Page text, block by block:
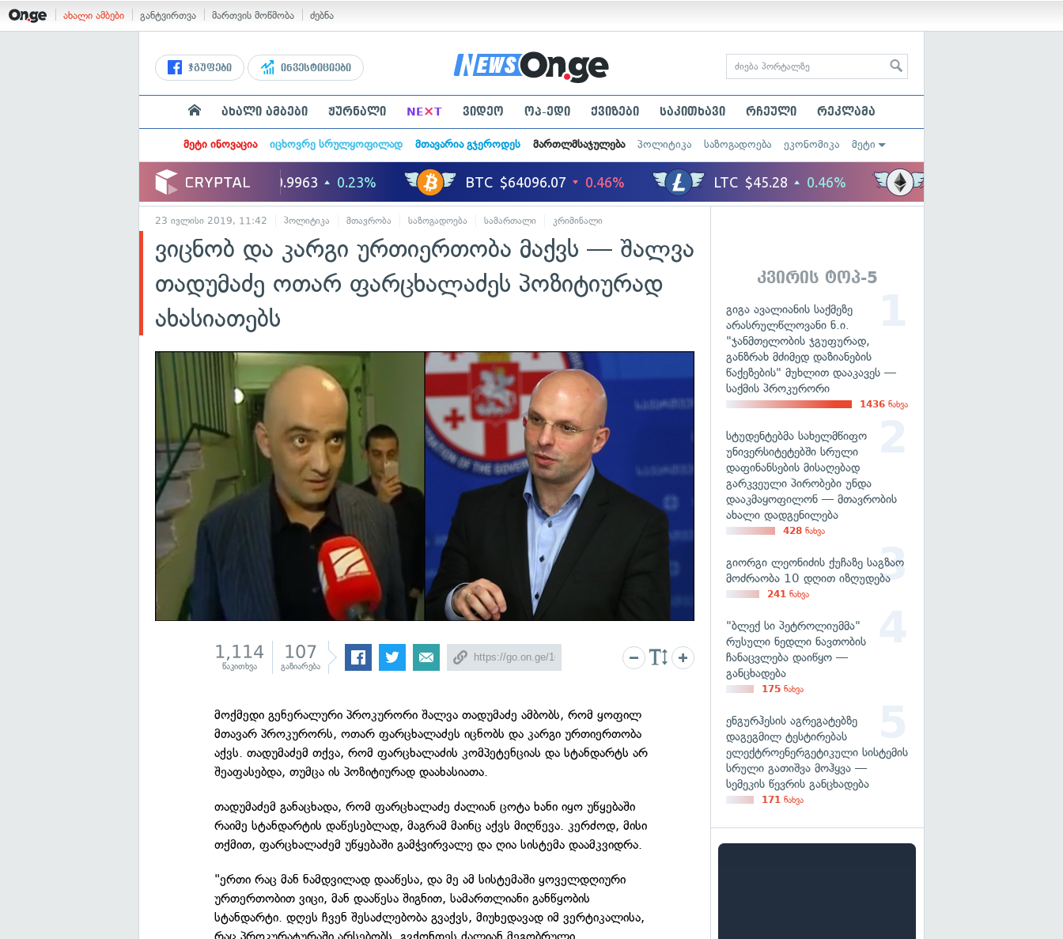
ახალი ამბები განტვირთვა მართვის მოწმობა ძებნა
ჯგუფები ინვესტიციები
ახალი ამბები ჟურნალი NE×T ვიდეო ოპ-ედი ქვიზები საკითხავი რჩეული რეკლამა
მეტი ინოვაცია იცხოვრე სრულყოფილად მთავარია გჯეროდეს მართლმსაჯულება პოლიტიკა საზოგადოება ეკონომიკა მეტი
23 ივლისი 2019, 11:42 პოლიტიკა მთავრობა საზოგადოება სამართალი კრიმინალი
ვიცნობ და კარგი ურთიერთობა მაქვს — შალვა
თადუმაძე ოთარ ფარცხალაძეს პოზიტიურად
ახასიათებს
1,114
წაკითხვა
107
გაზიარება
მოქმედი გენერალური პროკურორი შალვა თადუმაძე ამბობს, რომ ყოფილ
მთავარ პროკურორს, ოთარ ფარცხალაძეს იცნობს და კარგი ურთიერთობა
აქვს. თადუმაძემ თქვა, რომ ფარცხალაძის კომპეტენციას და სტანდარტს არ
შეაფასებდა, თუმცა ის პოზიტიურად დაახასიათა.
თადუმაძემ განაცხადა, რომ ფარცხალაძე ძალიან ცოტა ხანი იყო უწყებაში
რაიმე სტანდარტის დაწესებლად, მაგრამ მაინც აქვს მიღწევა. კერძოდ, მისი
თქმით, ფარცხალაძემ უწყებაში გამჭვირვალე და ღია სისტემა დაამკვიდრა.
"ერთი რაც მან ნამდვილად დააწესა, და მე ამ სისტემაში ყოველდღიური
ურთერთობით ვიცი, მან დააწესა შიგნით, სამართლიანი განწყობის
სტანდარტი. დღეს ჩვენ შესაძლებობა გვაქვს, მიუხედავად იმ ვერტიკალისა,
კვირის ტოპ-5
გიგა ავალიანის საქმეზე
არასრულწლოვანი ნ.ი.
"ჯანმთელობის ჯგუფურად,
განზრახ მძიმედ დაზიანების
წაქეზების" მუხლით დააკავეს —
საქმის პროკურორი
1436 ნახვა
სტუდენტებმა სახელმწიფო
უნივერსიტეტებში სრული
დაფინანსების მისაღებად
გარკვეული პირობები უნდა
დააკმაყოფილონ — მთავრობის
ახალი დადგენილება
428 ნახვა
გიორგი ლეონიძის ქუჩაზე საგზაო
მოძრაობა 10 დღით იზღუდება
241 ნახვა
"ბლექ სი პეტროლიუმმა"
რუსული ნედლი ნავთობის
ჩანაცვლება დაიწყო —
განცხადება
175 ნახვა
ენგურჰესის აგრეგატებზე
დაგეგმილ ტესტირებას
ელექტროენერგეტიკული სისტემის
სრული გათიშვა მოჰყვა —
სემეკის წევრის განცხადება
171 ნახვა